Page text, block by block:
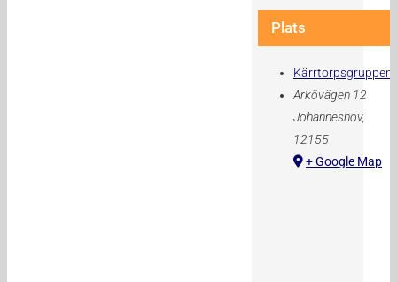
Plats
Kärrtorpsgruppen
Arkövägen 12
Johanneshov,
12155
+ Google Map